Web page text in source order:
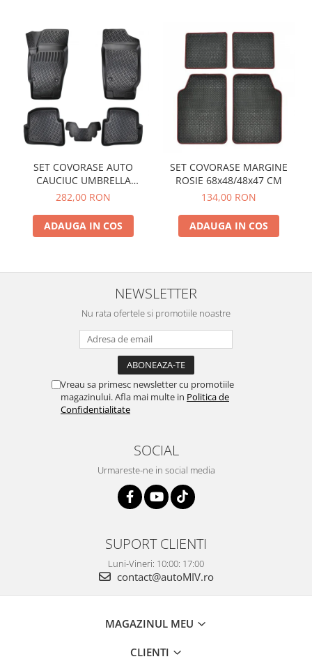
SET COVORASE AUTO
CAUCIUC UMBRELLA
PENTRU VW POLO V (6R / 6C
282,00 RON
ADAUGA IN COS
SET COVORASE MARGINE
ROSIE 68x48/48x47 CM
134,00 RON
ADAUGA IN COS
NEWSLETTER
Nu rata ofertele si promotiile noastre
Vreau sa primesc newsletter cu promotiile
magazinului. Afla mai multe in Politica de
Confidentialitate
SOCIAL
Urmareste-ne in social media
SUPORT CLIENTI
Luni-Vineri: 10:00: 17:00
contact@autoMIV.ro
MAGAZINUL MEU
CLIENTI